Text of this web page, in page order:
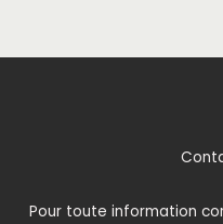
Pour toute information